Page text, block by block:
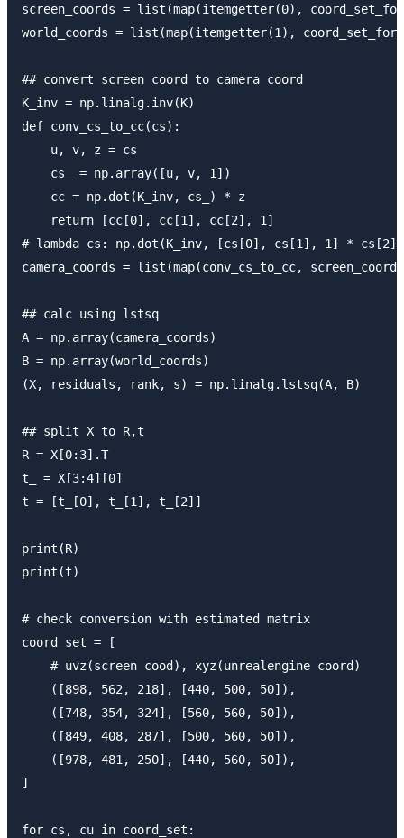
screen_coords = list(map(itemgetter(0),
world_coords = list(map(itemgetter(1),
## convert screen coord to camera coord
K_inv = np.linalg.inv(K)
def conv_cs_to_cc(cs):
    u, v, z = cs
    cs_ = np.array([u, v, 1])
    cc = np.dot(K_inv, cs_) * z
    return [cc[0], cc[1], cc[2], 1]
# lambda cs: np.dot(K_inv, [cs[0], cs[1], 1] * cs[2]
camera_coords = list(map(conv_cs_to_cc,
## calc using lstsq
A = np.array(camera_coords)
B = np.array(world_coords)
(X, residuals, rank, s) = np.linalg.lstsq(A, B)
## split X to R,t
R = X[0:3].T
t_ = X[3:4][0]
t = [t_[0], t_[1], t_[2]]
print(R)
print(t)
# check conversion with estimated matrix
coord_set = [
    # uvz(screen cood), xyz(unrealengine coord)
    ([898, 562, 218], [440, 500, 50]),
    ([748, 354, 324], [560, 560, 50]),
    ([849, 408, 287], [500, 560, 50]),
    ([978, 481, 250], [440, 560, 50]),
]
for cs, cu in coord_set: